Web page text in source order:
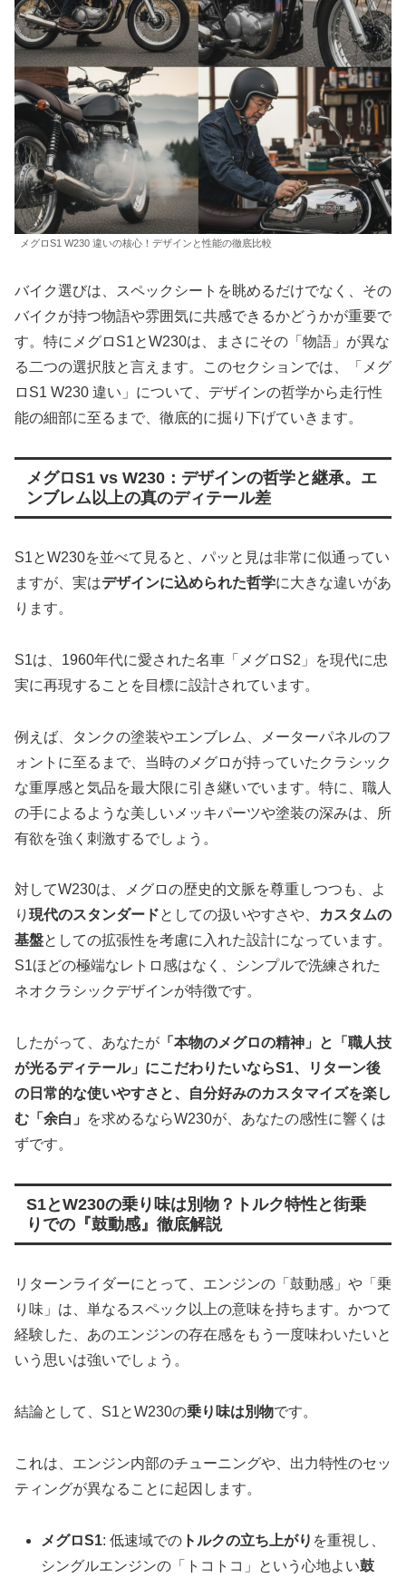
メグロS1 W230 違いの核心！デザインと性能の徹底比較
バイク選びは、スペックシートを眺めるだけでなく、その
バイクが持つ物語や雰囲気に共感できるかどうかが重要で
す。特にメグロS1とW230は、まさにその「物語」が異な
る二つの選択肢と言えます。このセクションでは、「メグ
ロS1 W230 違い」について、デザインの哲学から走行性
能の細部に至るまで、徹底的に掘り下げていきます。
メグロS1 vs W230：デザインの哲学と継承。エ
ンブレム以上の真のディテール差
S1とW230を並べて見ると、パッと見は非常に似通ってい
ますが、実はデザインに込められた哲学に大きな違いがあ
ります。
S1は、1960年代に愛された名車「メグロS2」を現代に忠
実に再現することを目標に設計されています。
例えば、タンクの塗装やエンブレム、メーターパネルのフ
ォントに至るまで、当時のメグロが持っていたクラシック
な重厚感と気品を最大限に引き継いでいます。特に、職人
の手によるような美しいメッキパーツや塗装の深みは、所
有欲を強く刺激するでしょう。
対してW230は、メグロの歴史的文脈を尊重しつつも、よ
り 現代のスタンダードとしての扱いやすさや、
カスタムの
基盤としての拡張性を考慮に入れた設計になっています。
S1ほどの極端なレトロ感はなく、シンプルで洗練された
ネオクラシックデザインが特徴です。
したがって、あなたが 「本物のメグロの精神」と「職人技
が光るディテール」にこだわりたいならS1、リターン後
の日常的な使いやすさと、自分好みのカスタマイズを楽し
む「余白」
を求めるならW230が、あなたの感性に響くは
ずです。
S1とW230の乗り味は別物？トルク特性と街乗
りでの『鼓動感』徹底解説
リターンライダーにとって、エンジンの「鼓動感」や「乗
り味」は、単なるスペック以上の意味を持ちます。かつて
経験した、あのエンジンの存在感をもう一度味わいたいと
いう思いは強いでしょう。
結論として、S1とW230の乗り味は別物です。
これは、エンジン内部のチューニングや、出力特性のセッ
ティングが異なることに起因します。
メグロS1: 低速域での トルクの立ち上がり を重視し、
シングルエンジンの「トコトコ」という心地よい鼓